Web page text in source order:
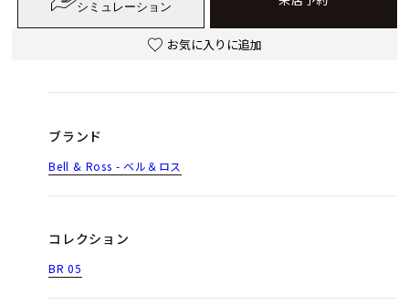
シミュレーション
お気に入りに追加
ブランド
Bell & Ross - ベル＆ロス
コレクション
BR 05